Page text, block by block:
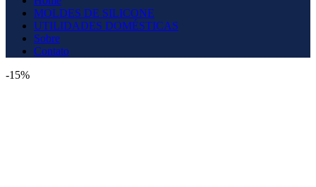
MOLDES DE SILICONE
UTILIDADES DOMÉSTICAS
Sobre
Contato
-15%